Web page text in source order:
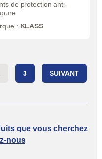
de protection anti-
: KLASS
3 SUIVANT
que vous cherchez
nous